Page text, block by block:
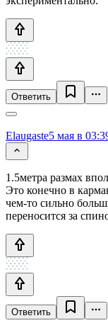
Ответить
Elaugaste5 мая в
1.5метра размах
Это конечно в
чем-то сильно
переносится за
Ответить